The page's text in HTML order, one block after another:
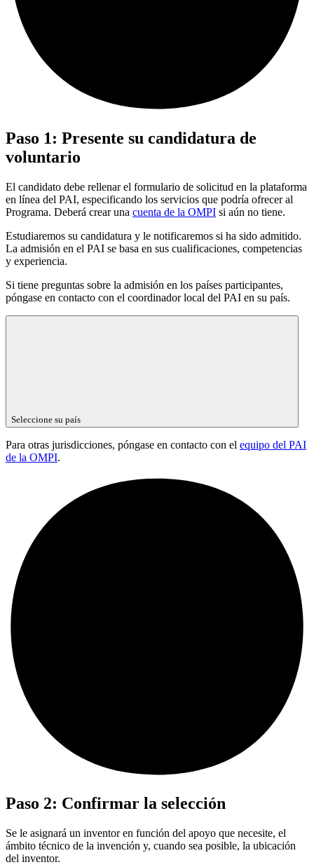
Paso 1: Presente su candidatura de
voluntario
El candidato debe rellenar el formulario de solicitud en la plataforma
en línea del PAI, especificando los servicios que podría ofrecer al
Programa. Deberá crear una cuenta de la OMPI si aún no tiene.
Estudiaremos su candidatura y le notificaremos si ha sido admitido.
La admisión en el PAI se basa en sus cualificaciones, competencias
y experiencia.
Si tiene preguntas sobre la admisión en los países participantes,
póngase en contacto con el coordinador local del PAI en su país.
Seleccione su país
Para otras jurisdicciones, póngase en contacto con el equipo del PAI
de la OMPI.
Paso 2: Confirmar la selección
Se le asignará un inventor en función del apoyo que necesite, el
ámbito técnico de la invención y, cuando sea posible, la ubicación
del inventor.